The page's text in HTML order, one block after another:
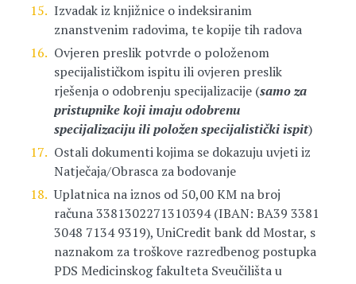
Izvadak iz knjižnice o indeksiranim
znanstvenim radovima, te kopije tih radova
Ovjeren preslik potvrde o položenom
specijalističkom ispitu ili ovjeren preslik
rješenja o odobrenju specijalizacije (samo za
pristupnike koji imaju odobrenu
specijalizaciju ili položen specijalistički ispit)
Ostali dokumenti kojima se dokazuju uvjeti iz
Natječaja/Obrasca za bodovanje
Uplatnica na iznos od 50,00 KM na broj
računa 3381302271310394 (IBAN: BA39 3381
3048 7134 9319), UniCredit bank dd Mostar, s
naznakom za troškove razredbenog postupka
PDS Medicinskog fakulteta Sveučilišta u